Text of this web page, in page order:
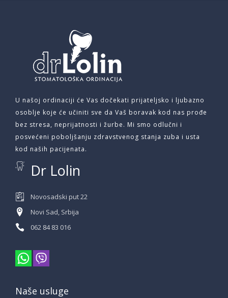
U našoj ordinaciji će Vas dočekati prijateljsko i ljubazno
osoblje koje će učiniti sve da Vaš boravak kod nas prođe
bez stresa, neprijatnosti i žurbe. Mi smo odlučni i
posvećeni poboljšanju zdravstvenog stanja zuba i usta
kod naših pacijenata.
Dr Lolin
Novosadski put 22
Novi Sad, Srbija
062 84 83 016
Naše usluge